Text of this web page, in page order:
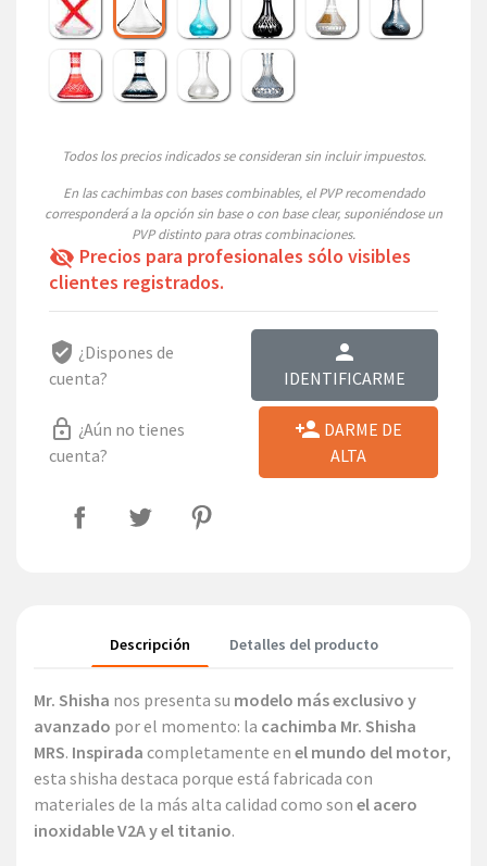
Tallada RojaTallada NegraGota de Agua Rayada
Imperial Ahumada
Todos los precios indicados se consideran sin incluir impuestos.
En las cachimbas con bases combinables, el PVP recomendado
corresponderá a la opción sin base o con base clear, suponiéndose un
PVP distinto para otras combinaciones.
visibility_off Precios para profesionales sólo visibles
clientes registrados.
verified_user ¿Dispones de
cuenta?
person
IDENTIFICARME
lock_outline ¿Aún no tienes
cuenta?
person_add DARME DE
ALTA
Descripción Detalles del producto
Mr. Shisha nos presenta su modelo más exclusivo y
avanzado por el momento: la cachimba Mr. Shisha
MRS. Inspirada completamente en el mundo del motor,
esta shisha destaca porque está fabricada con
materiales de la más alta calidad como son el acero
inoxidable V2A y el titanio.